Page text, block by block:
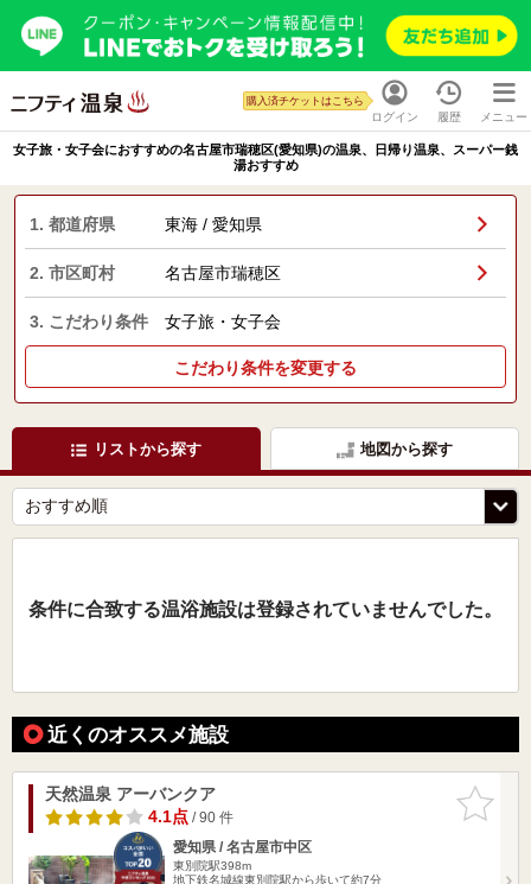
ログイン
購入済チケットはこちら
履歴 メニュー
女子旅・女子会におすすめの名古屋市瑞穂区(愛知県)の温泉、日帰り温泉、スーパー銭
湯おすすめ
1. 都道府県 東海 / 愛知県
2. 市区町村 名古屋市瑞穂区
3. こだわり条件 女子旅・女子会
こだわり条件を変更する
リストから探す 地図から探す
条件に合致する温浴施設は登録されていませんでした。
近くのオススメ施設
お気に入
りに追加
天然温泉 アーバンクア
4.1点/ 90 件
愛知県 / 名古屋市中区
東別院駅398m
地下鉄名城線東別院駅から歩いて約7分